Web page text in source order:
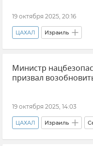
19 октября 2025, 20:16
ЦАХАЛ Израиль
Обострение ситуации в
Сектор Газа В мире
ХАМАС Биньямин
Министр
призвал
19 октября 2025, 14:03
ЦАХАЛ Израиль
Ближний Восток В